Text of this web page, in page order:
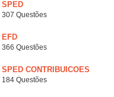
SPED
307 Questões
EFD
366 Questões
SPED CONTRIBUICOES
184 Questões